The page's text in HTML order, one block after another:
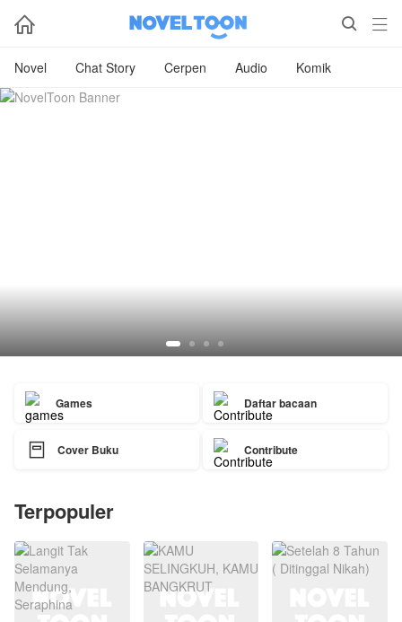
  
Novel Chat Story Cerpen Audio Komik
Games Daftar bacaan
 Cover Buku Contribute
Terpopuler